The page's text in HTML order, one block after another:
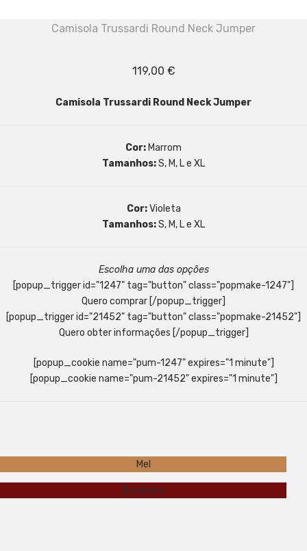
Camisola Trussardi Round Neck Jumper
119,00 €
Camisola Trussardi Round Neck Jumper
Cor: Marrom
Tamanhos:S, M, L e XL
Cor:Violeta
Tamanhos:S, M, L e XL
Escolha uma das opções
[popup_trigger id="1247" tag="button" class="popmake-1247"]
Quero comprar [/popup_trigger]
[popup_trigger id="21452" tag="button" class="popmake-21452"]
Quero obter informações [/popup_trigger]
[popup_cookie name="pum-1247" expires="1 minute"]
[popup_cookie name="pum-21452" expires="1 minute"]
Mel
Bordeaux